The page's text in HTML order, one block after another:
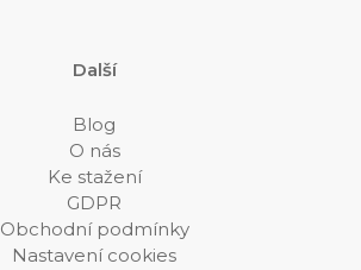
Další
Blog
O nás
Ke stažení
GDPR
Obchodní podmínky
Nastavení cookies